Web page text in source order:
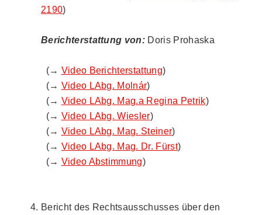
2190)
Berichterstattung von: Doris Prohaska
(→ Video Berichterstattung)
(→ Video LAbg. Molnár)
(→ Video LAbg. Mag.a Regina Petrik)
(→ Video LAbg. Wiesler)
(→ Video LAbg. Mag. Steiner)
(→ Video LAbg. Mag. Dr. Fürst)
(→ Video Abstimmung)
Bericht des Rechtsausschusses über den